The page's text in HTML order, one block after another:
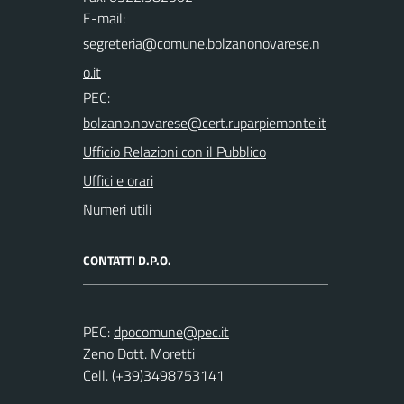
E-mail:
PEC:
Ufficio Relazioni con il Pubblico
Uffici e orari
Numeri utili
CONTATTI D.P.O.
PEC:
Zeno Dott. Moretti
Cell. (+39)3498753141